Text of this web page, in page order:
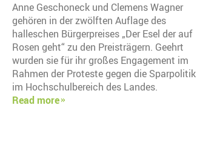
Anne Geschoneck und Clemens Wagner
gehören in der zwölften Auflage des
halleschen Bürgerpreises „Der Esel der auf
Rosen geht“ zu den Preisträgern. Geehrt
wurden sie für ihr großes Engagement im
Rahmen der Proteste gegen die Sparpolitik
im Hochschulbereich des Landes.
Read more